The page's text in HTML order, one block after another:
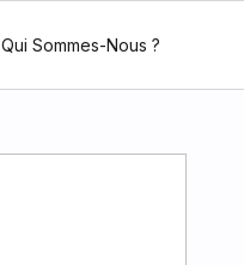
Qui Sommes-Nous ?